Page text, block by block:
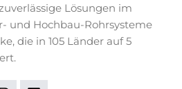
Lösungen im
und Hochbau-Rohrsysteme
die in 105 Länder auf 5